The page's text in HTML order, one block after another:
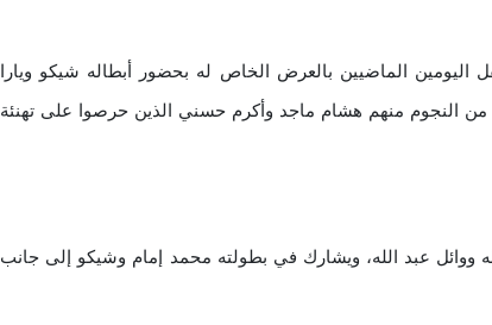
"صقر وكناريا" واحتفل اليومين الماضيين بالعرض الخاص له بحضور أبطاله شيكو ويارا
من النجوم منهم هشام ماجد وأكرم حسني الذين حرصوا على تهنئة
ووائل عبد الله، ويشارك في بطولته محمد إمام وشيكو إلى جانب